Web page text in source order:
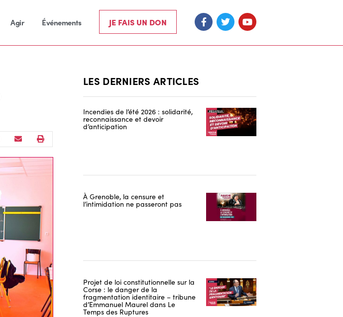
Agir Événements JE FAIS UN DON
LES DERNIERS ARTICLES
Incendies de l’été 2026 : solidarité,
reconnaissance et devoir
d’anticipation
À Grenoble, la censure et
l’intimidation ne passeront pas
Projet de loi constitutionnelle sur la
Corse : le danger de la
fragmentation identitaire – tribune
d’Emmanuel Maurel dans Le
Temps des Ruptures